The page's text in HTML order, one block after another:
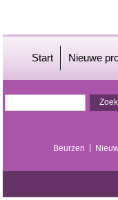
Start Nieuwe
Beurzen